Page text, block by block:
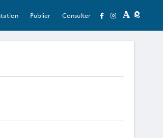
Publier Consulter